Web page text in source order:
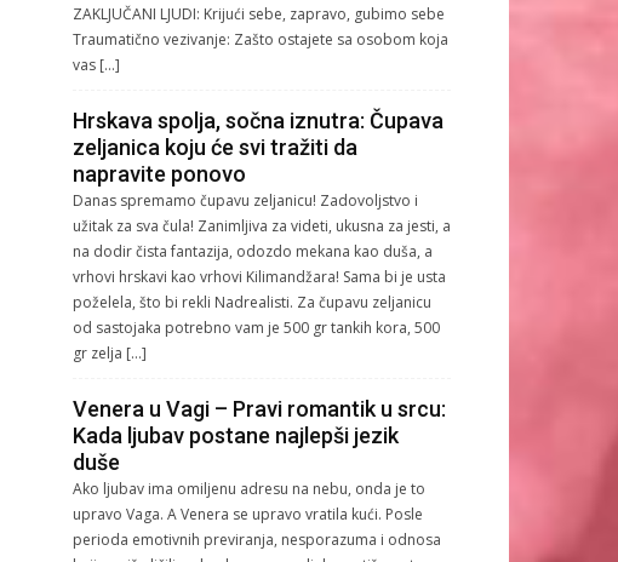
ZAKLJUČANI LJUDI: Krijući sebe, zapravo, gubimo sebe
Traumatično vezivanje: Zašto ostajete sa osobom koja
vas […]
Hrskava spolja, sočna iznutra: Čupava
zeljanica koju će svi tražiti da
napravite ponovo
Danas spremamo čupavu zeljanicu! Zadovoljstvo i
užitak za sva čula! Zanimljiva za videti, ukusna za jesti, a
na dodir čista fantazija, odozdo mekana kao duša, a
vrhovi hrskavi kao vrhovi Kilimandžara! Sama bi je usta
poželela, što bi rekli Nadrealisti. Za čupavu zeljanicu
od sastojaka potrebno vam je 500 gr tankih kora, 500
gr zelja […]
Venera u Vagi – Pravi romantik u srcu:
Kada ljubav postane najlepši jezik
duše
Ako ljubav ima omiljenu adresu na nebu, onda je to
upravo Vaga. A Venera se upravo vratila kući. Posle
perioda emotivnih previranja, nesporazuma i odnosa